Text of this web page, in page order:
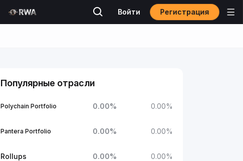
Войти Регистрация
Популярные отрасли
Polychain Portfolio 0.00% 0.00%
Pantera Portfolio 0.00% 0.00%
Rollups 0.00% 0.00%